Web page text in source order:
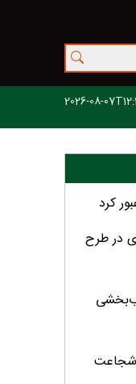
2026-08-
در طرح
شجاعت